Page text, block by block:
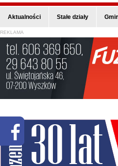
Aktualności Stałe działy
REKLAMA